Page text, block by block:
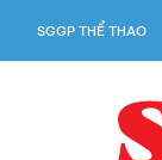
SGGP THỂ THAO